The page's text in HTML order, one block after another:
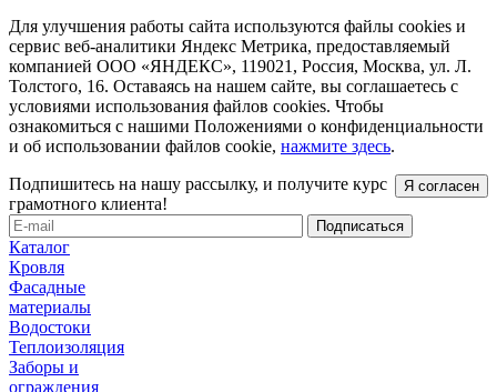
Для улучшения работы сайта используются файлы cookies и
сервис веб-аналитики Яндекс Метрика, предоставляемый
компанией ООО «ЯНДЕКС», 119021, Россия, Москва, ул. Л.
Толстого, 16. Оставаясь на нашем сайте, вы соглашаетесь с
условиями использования файлов cookies. Чтобы
ознакомиться с нашими Положениями о конфиденциальности
и об использовании файлов cookie, нажмите здесь.
Я согласен
Подпишитесь на нашу рассылку, и получите курс
грамотного клиента!
Каталог
Кровля
Фасадные
материалы
Водостоки
Теплоизоляция
Заборы и
ограждения